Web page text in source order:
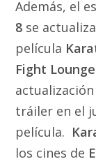
Además, el
8 se
película
Fight Lounge
tráiler en el
película.
los cines de